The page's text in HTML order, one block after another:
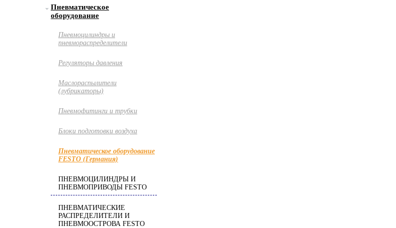
Пневматическое
оборудование
Пневмоцилиндры и
пневмораспределители
Регуляторы давления
Маслораспылители
(лубрикаторы)
Пневмофитинги и трубки
Блоки подготовки воздуха
Пневматическое оборудование
FESTO (Германия)
ПНЕВМОЦИЛИНДРЫ И
ПНЕВМОПРИВОДЫ FESTO
ПНЕВМАТИЧЕСКИЕ
РАСПРЕДЕЛИТЕЛИ И
ПНЕВМООСТРОВА FESTO